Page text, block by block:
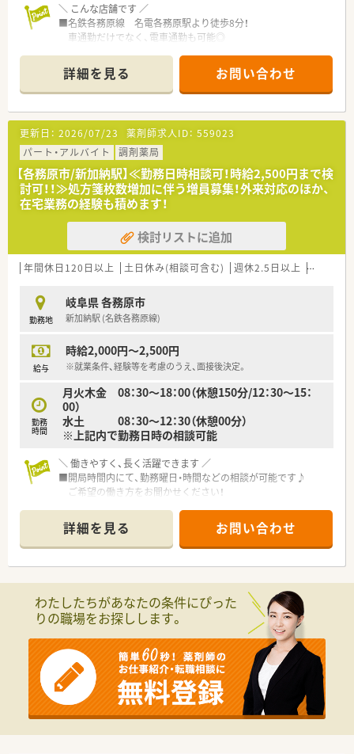
＼ こんな店舗です ／
■名鉄各務原線 名電各務原駅より徒歩8分！
車通勤だけでなく、電車通勤も可能◎
■小児科の処方箋を多く受付しており、キッズスペース完備。
お子様連れの方も多く来局されますので、
薬剤師としての経験だけでなく、子育て経験も活かしていただ
けます。
■化粧品や雑貨類の取扱も行っています。
＼ 魅力的な制度も多数あります ／
■時間外手当は1分単位での支給！
年間休日も120日前後あり、しっかりオンオフ切り替えられま
す！
■各店舗に子育て中の薬剤師をサポートしあう風土があり、
育休・産休後の復帰率はほぼ100％！
■教育制度面ではe-ラーニングを取り入れており、
資格取得の支援も行っています。
■階層別研修・医師を招いての勉強会・新薬勉強会・
未経験の方・経験が少ない方へのバックアップや
スキルアップへのサポート体制も充実◎
アルフレッサHDの系列で、2001年4月に経営等統合を経て発
足。
安定、成長を続ける企業で、長期的にご活躍いただける企業で
す。
異動に関してはご希望に合わせて選択できるため、
入社いただけます。
（全国転勤可・エリア転勤可・自宅通勤）
詳細を見る お問い合わせ
更新日： 2026/07/23 薬剤師求人ID： 559023
パート・アルバイト
調剤薬局
【各務原市/新加納駅】≪勤務日時相談可！時給2,500円まで検
討可！！≫処方箋枚数増加に伴う増員募集！外来対応のほか、
在宅業務の経験も積めます！
検討リストに追加
年間休日120日以上 土日休み(相談可含む) 週休2.5日以上 週32h以
勤務地
岐阜県 各務原市
新加納駅 (名鉄各務原線)
給与
時給2,000円～2,500円
※就業条件、経験等を考慮のうえ、面接後決定。
勤務
時間
月火木金 08：30～18：00（休憩150分/12：30～15：
00）
水土 08：30～12：30（休憩00分）
※上記内で勤務日時の相談可能
＼ 働きやすく、長く活躍できます ／
■開局時間内にて、勤務曜日・時間などの相談が可能です♪
ご希望の働き方をお聞かせください！
だけます。
＼ 働く環境について ／
■非常に綺麗な店舗です！
■外来は内科系の処方がメイン！
枚数は30枚/日ほどですが、在宅（施設）の処方箋受付もしてお
テキパキとお仕事をこなすのがお好きな方にもおすすめで
す。
在宅業務未経験の方も大歓迎！！
■愛知県・岐阜県に2店舗展開の調剤薬局！
地域密着であたたかな雰囲気がお好きな方はきっとご活躍い
ただる職場です！
詳細を見る お問い合わせ
わたしたちがあなたの条件にぴった
りの職場をお探しします。